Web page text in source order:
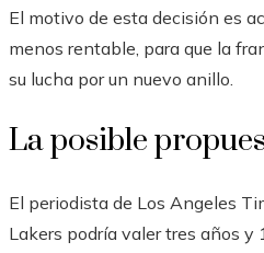
El motivo de esta decisión es
menos rentable, para que la
su lucha por un nuevo anillo.
La posible
El periodista de Los Angeles
Lakers podría valer tres años y